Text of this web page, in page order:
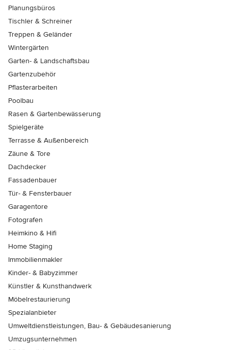
Planungsbüros
Tischler & Schreiner
Treppen & Geländer
Wintergärten
Garten- & Landschaftsbau
Gartenzubehör
Pflasterarbeiten
Poolbau
Rasen & Gartenbewässerung
Spielgeräte
Terrasse & Außenbereich
Zäune & Tore
Dachdecker
Fassadenbauer
Tür- & Fensterbauer
Garagentore
Fotografen
Heimkino & Hifi
Home Staging
Immobilienmakler
Kinder- & Babyzimmer
Künstler & Kunsthandwerk
Möbelrestaurierung
Spezialanbieter
Umweltdienstleistungen, Bau- & Gebäudesanierung
Umzugsunternehmen